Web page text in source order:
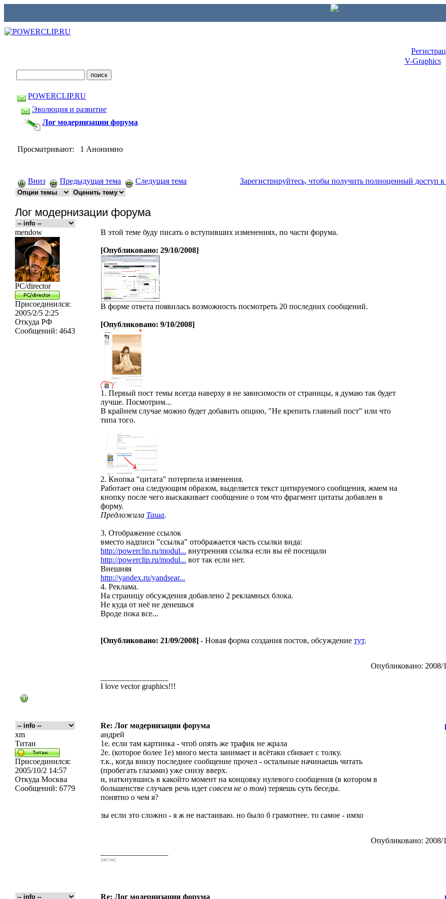
V-Graphics
POWERCLIP.RU
Эволюция и развитие
Лог модернизации форума
Просматривают: 1 Анонимно
Вниз Предыдущая тема Следущая тема Зарегистрируйтесь, чтобы получить полноценный доступ
Лог модернизации форума
mendow
PC/director
Присоединился:
2005/2/5 2:25
Откуда РФ
Сообщений: 4643
В этой теме буду писать о вступивших изменениях, по части форума.
[Опубликовано: 29/10/2008]
В форме ответа появилась возможность посмотреть 20 последних сообщений.
[Опубликовано: 9/10/2008]
1. Первый пост темы всегда наверху в не зависимости от страницы, я думаю так будет
лучше. Посмотрим...
В крайнем случае можно будет добавить опцию, "Не крепить главный пост" или что
типа того.
2. Кнопка "цитата" потерпела изменения.
Работает она следующим образом, выделяется текст цитируемого сообщения, жмем на
кнопку после чего выскакивает сообщение о том что фрагмент цитаты добавлен в
форму.
Предложила Таша.
3. Отображение ссылок
вместо надписи "ссылка" отображается часть ссылки вида:
http://powerclip.ru/modul... внутренняя ссылка если вы её посещали
http://powerclip.ru/modul... вот так если нет.
Внешняя
http://yandex.ru/yandsear...
4. Реклама.
На страницу обсуждения добавлено 2 рекламных блока.
Не куда от неё не денешься
Вроде пока все...
[Опубликовано: 21/09/2008] - Новая форма создания постов, обсуждение тут.
Опубликовано: 2008/
I love vector graphics!!!
Re: Лог модернизации форума
xm
Титан
Присоединился:
2005/10/2 14:57
Откуда Москва
Сообщений: 6779
андрей
1е. если там картинка - чтоб опять же трафик не жрала
2е. (которое более 1е) много места занимает и всётаки сбивает с толку.
т.к., когда внизу последнее сообщение прочел - остальные начинаешь читать
(пробегать глазами) уже снизу вверх.
и, наткнувшись в какойто момент на концовку нулевого сообщения (в котором в
большенстве случаев речь идет совсем не о том) теряешь суть беседы.
понятно о чем я?
зы если это сложно - я ж не настаиваю. но было б грамотнее. то самое - имхо
Опубликовано: 2008/
[икс́эм]
Re: Лог модернизации форума